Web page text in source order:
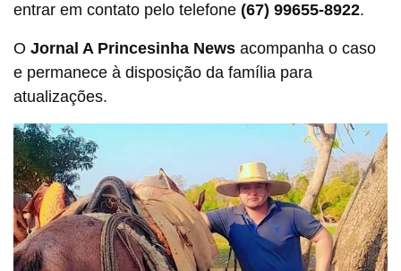
entrar em contato pelo telefone (67) 99655-8922.
O Jornal A Princesinha News acompanha o caso
e permanece à disposição da família para
atualizações.